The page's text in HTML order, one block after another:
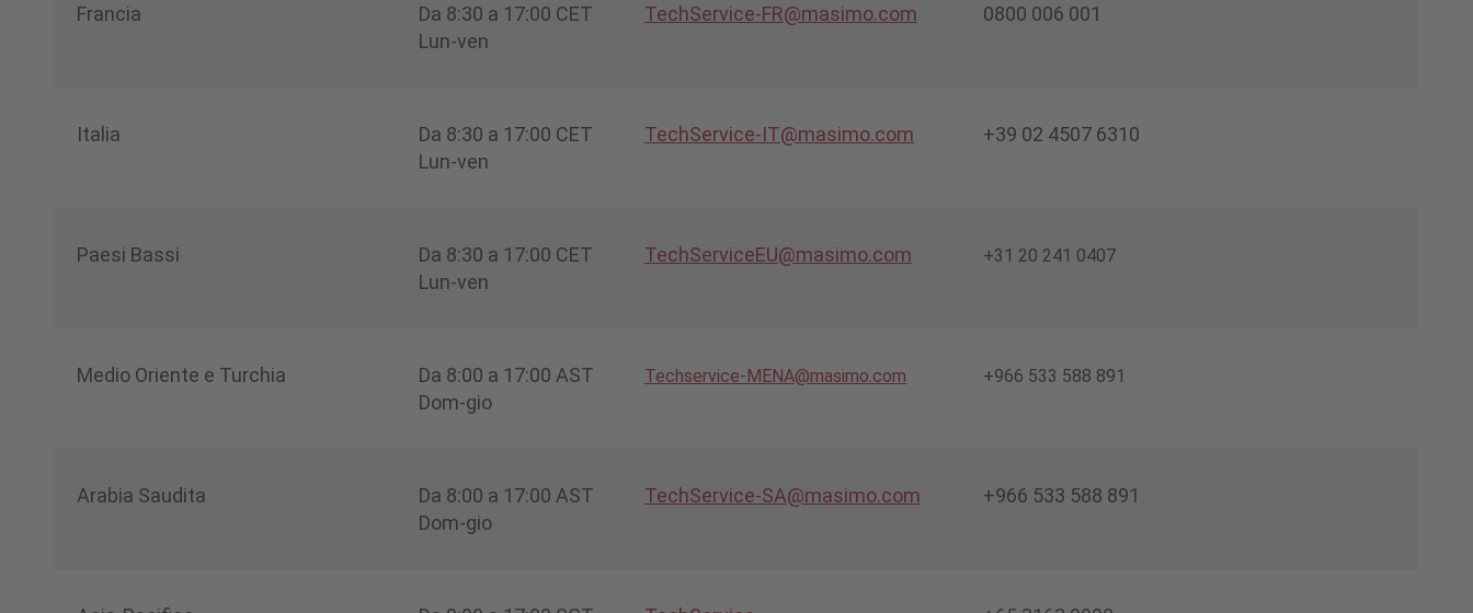
Francia
Da 8:30 a 17:00 CET
Lun-ven
TechService-FR@masimo.com 0800 006 001
Italia
Da 8:30 a 17:00 CET
Lun-ven
TechService-IT@masimo.com +39 02 4507 6310
Paesi Bassi
Da 8:30 a 17:00 CET
Lun-ven
TechServiceEU@masimo.com +31 20 241 0407
Medio Oriente e Turchia
Da 8:00 a 17:00 AST
Dom-gio
Techservice-MENA@masimo.com +966 533 588 891
Arabia Saudita
Da 8:00 a 17:00 AST
Dom-gio
TechService-SA@masimo.com +966 533 588 891